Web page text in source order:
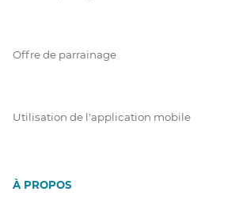
Offre de parrainage
Utilisation de l'application mobile
À PROPOS